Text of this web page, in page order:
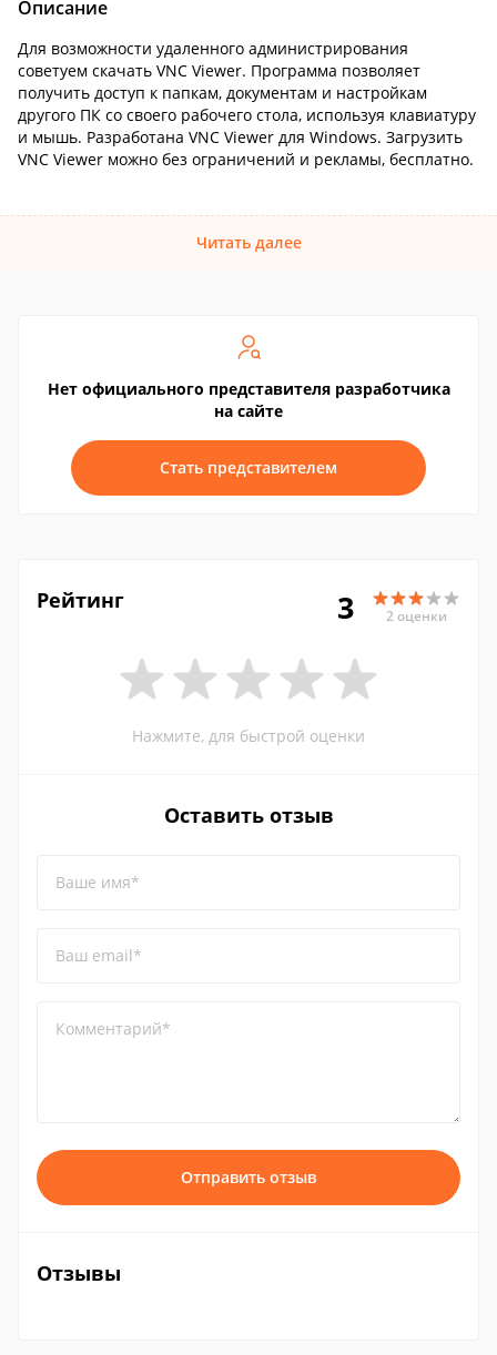
Описание
Для возможности удаленного администрирования
советуем скачать VNC Viewer. Программа позволяет
получить доступ к папкам, документам и настройкам
другого ПК со своего рабочего стола, используя клавиатуру
и мышь. Разработана VNC Viewer для Windows. Загрузить
VNC Viewer можно без ограничений и рекламы, бесплатно.
Читать далее
Нет официального представителя разработчика
на сайте
Стать представителем
Рейтинг 3 2 оценки
Нажмите, для быстрой оценки
Оставить отзыв
Ваше имя*
Ваш email*
Комментарий*
Отправить отзыв
Отзывы